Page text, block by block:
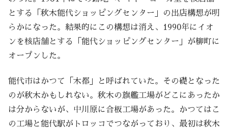
とする「秋木能代ショッピングセンター」の出店構想が明
らかになった。結果的にこの構想は消え、1990年にイオ
ンを核店舗とする「能代ショッピングセンター」が柳町に
オープンした。
能代市はかつて「木都」と呼ばれていた。その礎となった
のが秋木かもしれない。秋木の旗艦工場がどこにあったか
は分からないが、中川原に合板工場があった。かつてはこ
の工場と能代駅がトロッコでつながっており、最初は秋木